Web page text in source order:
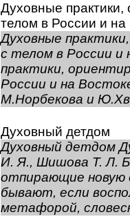
Духовные
телом в России и на
Духовные
с телом в России и
практики,
России и на
М.Норбекова и
Духовный детдом
Духовный детдом
И. Я., Шишова Т. Л.
отпирающие
бывают, если
метафорой,